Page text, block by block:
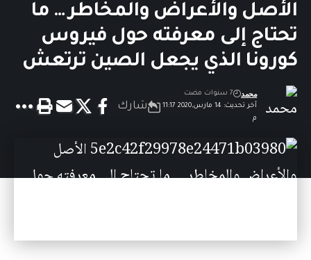
الأصل والأعراض والمخاطر … ما
تحتاج إلى معرفته حول فيروس
كورونا الذي يجعل الصين ترتعش
آخر تحديث: 14 مارس,2020 11:17
م
محمد 7 سنوات مضت
شارك